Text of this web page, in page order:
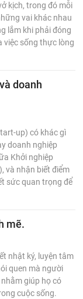
kịch, trong đó mỗi
vai khác nhau
lắm khi phải đóng
việc sống thực lòng
doanh
up) có khác gì
doanh nghiệp
Khởi nghiệp
và nhận biết điểm
sức quan trọng để
mẽ.
nhật ký, luyện tâm
quen mà người
giúp họ có
cuộc sống.